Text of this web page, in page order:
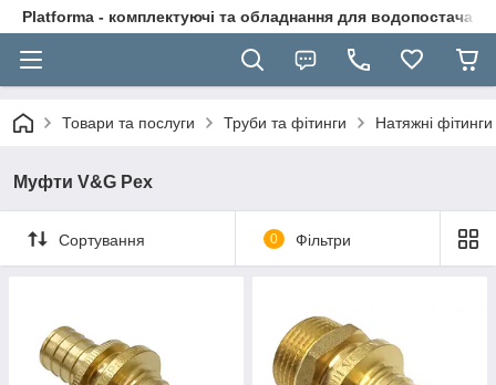
Platforma - комплектуючі та обладнання для
Товари та послуги Труби та фітинги Натяжні
Муфти V&G Pex
Сортування 0 Фільтри